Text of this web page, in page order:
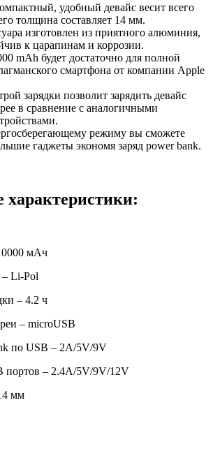
удобный девайс весит всего
толщина составляет 14 мм.
изготовлен из приятного алюминия,
к царапинам и коррозии.
mAh будет достаточно для полной
смартфона от компании Apple
зарядки позволит зарядить девайс
в сравнение с аналогичными
режиму вы сможете
гаджеты экономя заряд power bank.
характеристики:
мАч
– Li-Pol
– 4.2 ч
– microUSB
по USB – 2А/5V/9V
портов – 2.4А/5V/9V/12V
мм